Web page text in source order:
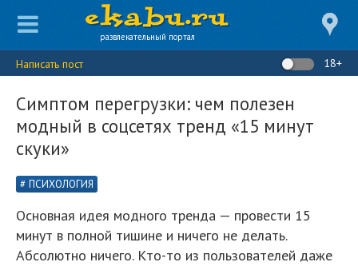
развлекательный портал
Написать пост 18+
Симптом перегрузки: чем полезен
модный в соцсетях тренд «15 минут
скуки»
ПСИХОЛОГИЯ
Основная идея модного тренда — провести 15
минут в полной тишине и ничего не делать.
Абсолютно ничего. Кто-то из пользователей даже